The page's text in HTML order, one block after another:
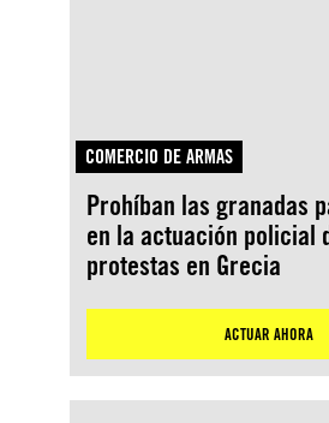
COMERCIO DE ARMAS
Prohíban las granadas
en la actuación policial
protestas en Grecia
ACTUAR AHORA